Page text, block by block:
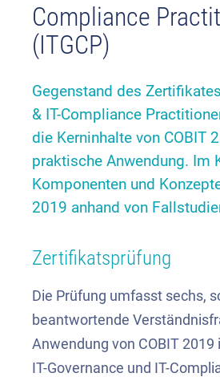
Compliance
(ITGCP)
Gegenstand des
& IT-Compliance
die Kerninhalte von COBIT
praktische Anwendung. Im
Komponenten und
2019 anhand von
Zertifikatsprüfung
Die Prüfung umfasst sechs,
beantwortende
Anwendung von COBIT 2019
IT-Governance und IT-